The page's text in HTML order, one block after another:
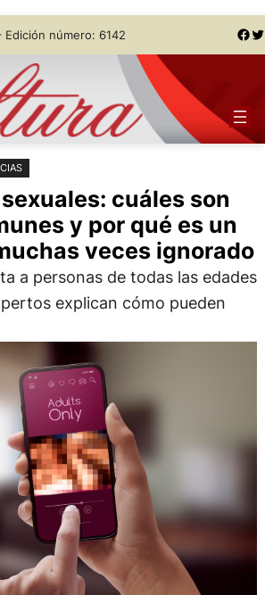
número: 6142 Facebook Twitter
cuáles son
y por qué es un
veces ignorado
a personas de todas las edades
explican cómo pueden